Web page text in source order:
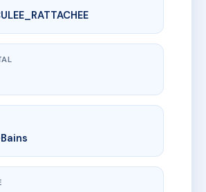
AH7677313
JULIEN HEDIN
80350 Mers-les-Bains